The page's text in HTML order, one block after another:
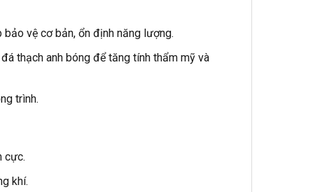
vệ cơ bản, ổn định năng lượng.
thạch anh bóng để tăng tính thẩm mỹ và
trình.
cực.
khí.